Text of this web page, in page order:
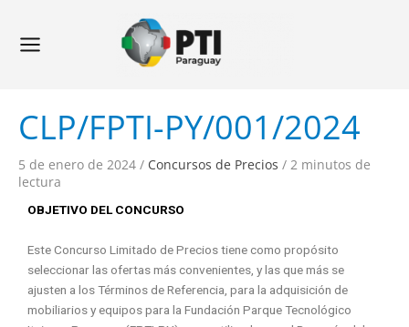
contenido
Menu
CLP/FPTI-PY/001/2024
5 de enero de 2024 / Concursos de Precios / 2 minutos de
lectura
OBJETIVO DEL CONCURSO
Este Concurso Limitado de Precios tiene como propósito
seleccionar las ofertas más convenientes, y las que más se
ajusten a los Términos de Referencia, para la adquisición de
mobiliarios y equipos para la Fundación Parque Tecnológico
entradas